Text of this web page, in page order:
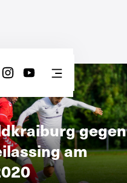
gegen
am